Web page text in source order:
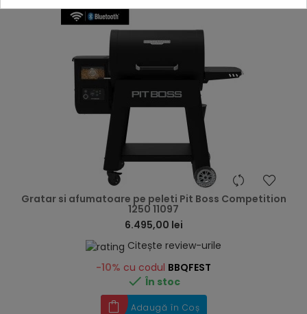
Gratar si afumatoare pe peleti Pit Boss Competition
1250 11097
6.495,00 lei
Citește review-urile
-10% cu codul BBQFEST
 În stoc
Adaugă în Coș